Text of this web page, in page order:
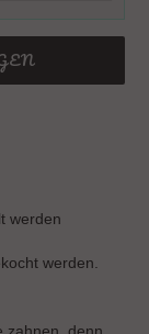
werden
werden.
zahnen, denn